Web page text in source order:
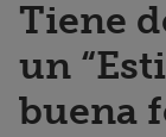
Tiene
un
buena